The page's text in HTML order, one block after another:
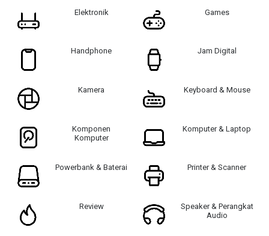
Elektronik Games
Handphone Jam Digital
Kamera Keyboard & Mouse
Komponen
Komputer
Komputer & Laptop
Powerbank & Baterai Printer & Scanner
Review
Speaker & Perangkat
Audio